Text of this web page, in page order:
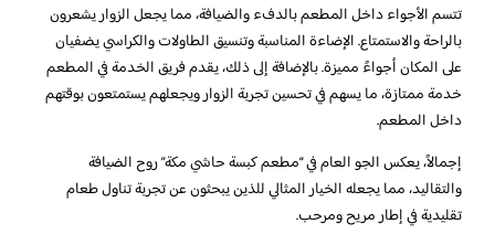
تتسم الأجواء داخل المطعم بالدفء والضيافة، مما يجعل الزوار يشعرون
بالراحة والاستمتاع. الإضاءة المناسبة وتنسيق الطاولات والكراسي يضفيان
على المكان أجواءً مميزة. بالإضافة إلى ذلك، يقدم فريق الخدمة في المطعم
خدمة ممتازة، ما يسهم في تحسين تجربة الزوار ويجعلهم يستمتعون بوقتهم
داخل المطعم.
إجمالاً، يعكس الجو العام في “مطعم كبسة حاشي مكة” روح الضيافة
والتقاليد، مما يجعله الخيار المثالي للذين يبحثون عن تجربة تناول طعام
تقليدية في إطار مريح ومرحب.